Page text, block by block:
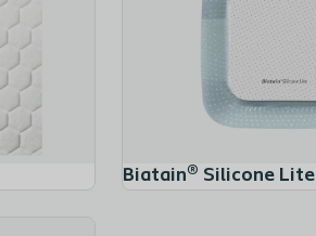
Biatain® Silicone Lite